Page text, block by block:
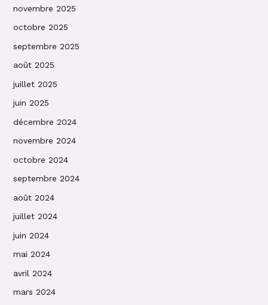
novembre 2025
octobre 2025
septembre 2025
août 2025
juillet 2025
juin 2025
décembre 2024
novembre 2024
octobre 2024
septembre 2024
août 2024
juillet 2024
juin 2024
mai 2024
avril 2024
mars 2024